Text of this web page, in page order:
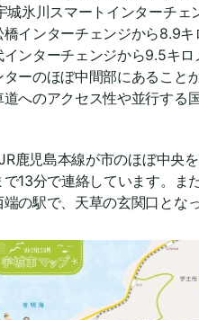
城氷川スマートインターチェ
橋インターチェンジから8.9キ
インターチェンジから9.5キロ
ーのほぼ中間部にあることか
道へのアクセス性や並行する
鹿児島本線が市のほぼ中央
で13分で連絡しています。ま
の駅で、天草の玄関口とな